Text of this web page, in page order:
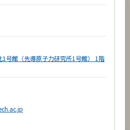
号館（先導原子力研究所1号館） 1階